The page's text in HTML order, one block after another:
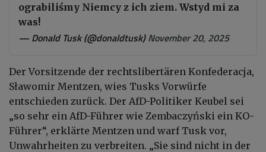
ograbiliśmy Niemcy z ich ziem. Wstyd mi za
was!
— Donald Tusk (@donaldtusk)November 20, 2025
Der Vorsitzende der rechtslibertären Konfederacja,
Sławomir Mentzen, wies Tusks Vorwürfe
entschieden zurück. Der AfD-Politiker Keubel sei
„so sehr ein AfD-Führer wie Zembaczyński ein KO-
Führer“, erklärte Mentzen und warf Tusk vor,
Unwahrheiten zu verbreiten. „Sie sind nicht in der